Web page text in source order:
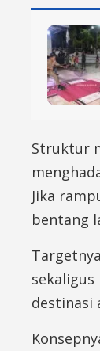
Struktur
Jika
bentang
destinasi